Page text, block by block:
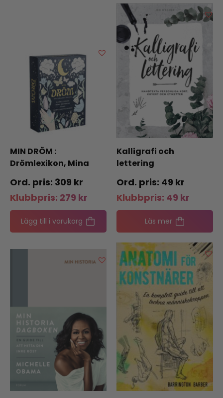
MIN DRÖM :
Drömlexikon, Mina
Tacksamhetsdagbok
309 kr
Klubbpris: 279 kr
Lägg till i varukorg
Kalligrafi och
lettering
49 kr
Klubbpris: 49 kr
Läs mer